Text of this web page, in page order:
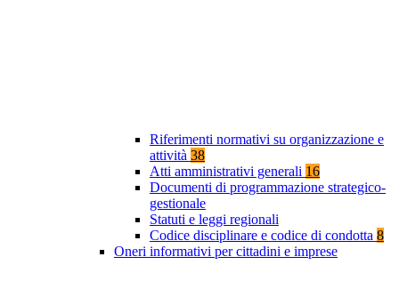
Riferimenti normativi su organizzazione e
attività 38
Atti amministrativi generali 16
Documenti di programmazione strategico-
gestionale
Statuti e leggi regionali
Codice disciplinare e codice di condotta 8
Oneri informativi per cittadini e imprese